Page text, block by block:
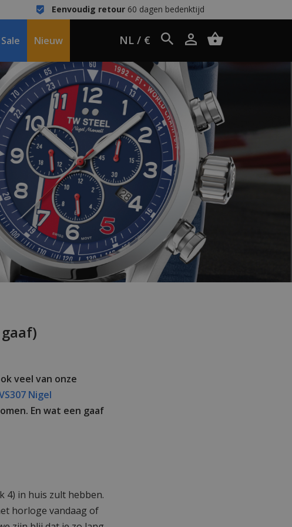
Eenvoudig retour60 dagen bedenktijd
Sale Nieuw NL / €
veel van onze
Nigel
En wat een gaaf
4) in huis zult hebben.
horloge vandaag of